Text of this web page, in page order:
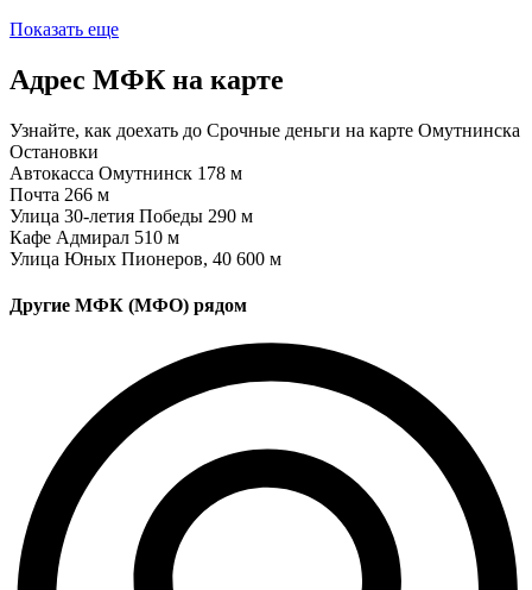
Показать еще
Адрес МФК на карте
Узнайте, как доехать до Срочные деньги на карте Омутнинска
Остановки
Автокасса Омутнинск 178 м
Почта 266 м
Улица 30-летия Победы 290 м
Кафе Адмирал 510 м
Улица Юных Пионеров, 40 600 м
Другие МФК (МФО) рядом